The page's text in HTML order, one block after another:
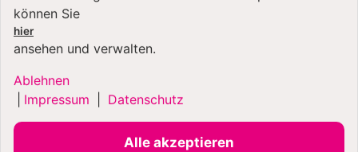
Die Artisan 4,8 Liter
Küchenmaschine
Hier ist das neue Modell 5KSM185 der Stilikone von
KitchenAid: Die wunderschöne Artisan 4,8 Liter
Küchenmaschine mit gebürsteter Edelstahl-
Rührschüssel und spülmaschinenfesten Rührelementen
aus Edelstahl. Eine KitchenAid Artisan ist nicht nur die
können Sie
hier
ansehen und verwalten.
Ablehnen
Impressum Datenschutz
Alle akzeptieren